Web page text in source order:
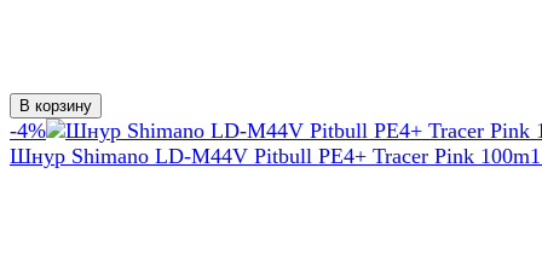
В корзину
-4%
Шнур Shimano LD-M44V Pitbull PE4+ Tracer Pink 100m